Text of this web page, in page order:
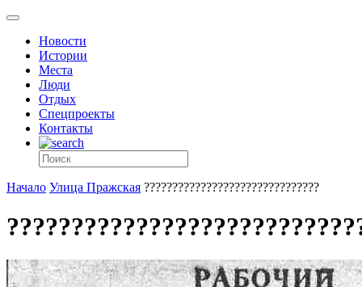
Новости
Истории
Места
Люди
Отдых
Спецпроекты
Контакты
Начало Улица Пражская ???????????????????????????????